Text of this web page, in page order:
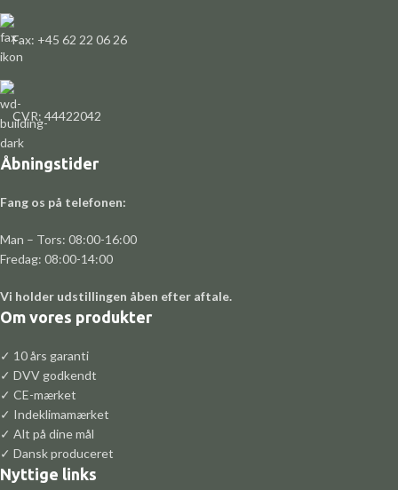
Fax: +45 62 22 06 26
CVR: 44422042
Åbningstider
Fang os på telefonen:
Man – Tors: 08:00-16:00
Fredag: 08:00-14:00
Vi holder udstillingen åben efter aftale.
Om vores produkter
✓ 10 års garanti
✓ DVV godkendt
✓ CE-mærket
✓ Indeklimamærket
✓ Alt på dine mål
✓ Dansk produceret
Nyttige links